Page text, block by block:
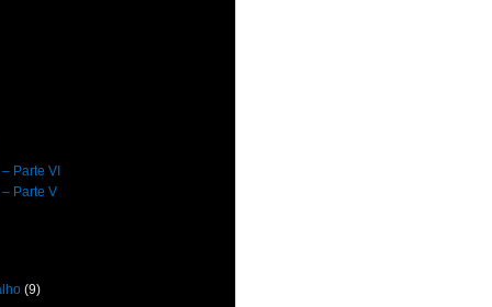
Parte VI
Parte V
(9)